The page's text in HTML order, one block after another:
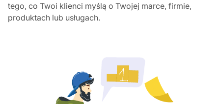
tego, co Twoi klienci myślą o Twojej marce, firmie,
produktach lub usługach.